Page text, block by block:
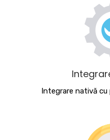
Integrare nativă cu